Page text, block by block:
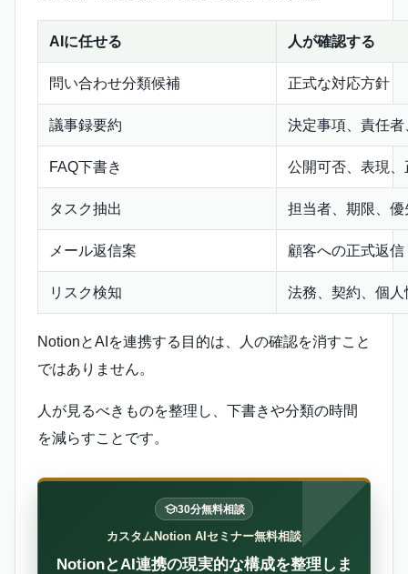
AIに任せる 人が確認する
問い合わせ分類候補 正式な対応方針
議事録要約 決定事項、責任者
FAQ下書き 公開可否、表現、
タスク抽出 担当者、期限、優
メール返信案 顧客への正式返信
リスク検知 法務、契約、個人
NotionとAIを連携する目的は、人の確認を消すこと
ではありません。
人が見るべきものを整理し、下書きや分類の時間
を減らすことです。
30分無料相談
カスタムNotion AIセミナー無料相談
NotionとAI連携の現実的な構成を整理しま